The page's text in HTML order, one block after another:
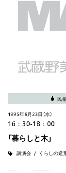
民
1995年8月23日（水）
16：30‐18：00
「暮らしと木」
講演会 くらしの造